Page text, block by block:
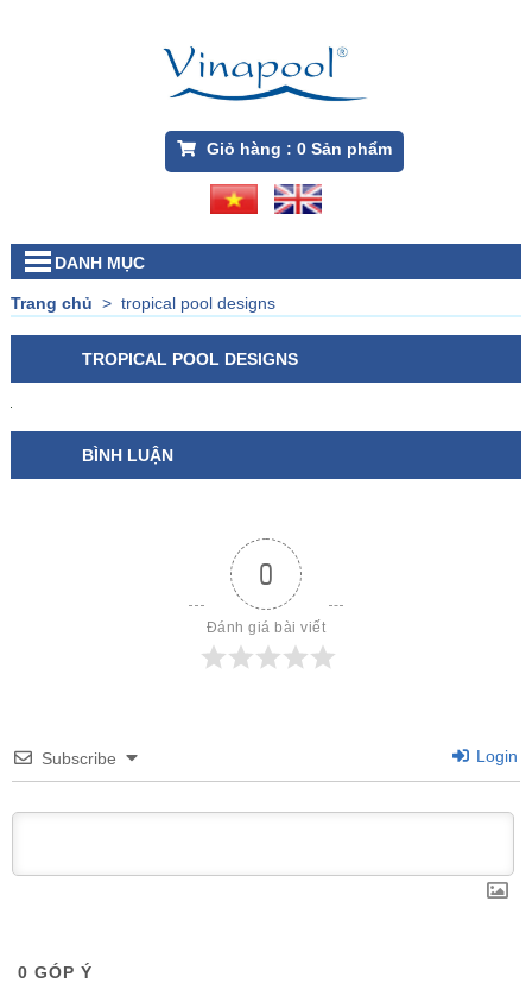
Giỏ hàng : 0Sản phẩm
DANH MỤC
Trang chủ > tropical pool designs
TROPICAL POOL DESIGNS
BÌNH LUẬN
0
Đánh giá bài viết
Subscribe Login
0 GÓP Ý